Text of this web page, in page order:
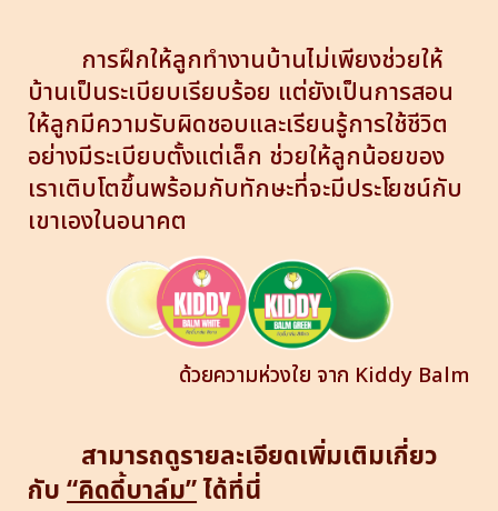
การฝึกให้ลูกทำงานบ้านไม่เพียงช่วยให้
บ้านเป็นระเบียบเรียบร้อย แต่ยังเป็นการสอน
ให้ลูกมีความรับผิดชอบและเรียนรู้การใช้ชีวิต
อย่างมีระเบียบตั้งแต่เล็ก ช่วยให้ลูกน้อยของ
เราเติบโตขึ้นพร้อมกับทักษะที่จะมีประโยชน์กับ
เขาเองในอนาคต
ด้วยความห่วงใย จาก Kiddy Balm
สามารถดูรายละเอียดเพิ่มเติมเกี่ยว
กับ“คิดดี้บาล์ม”ได้ที่นี่